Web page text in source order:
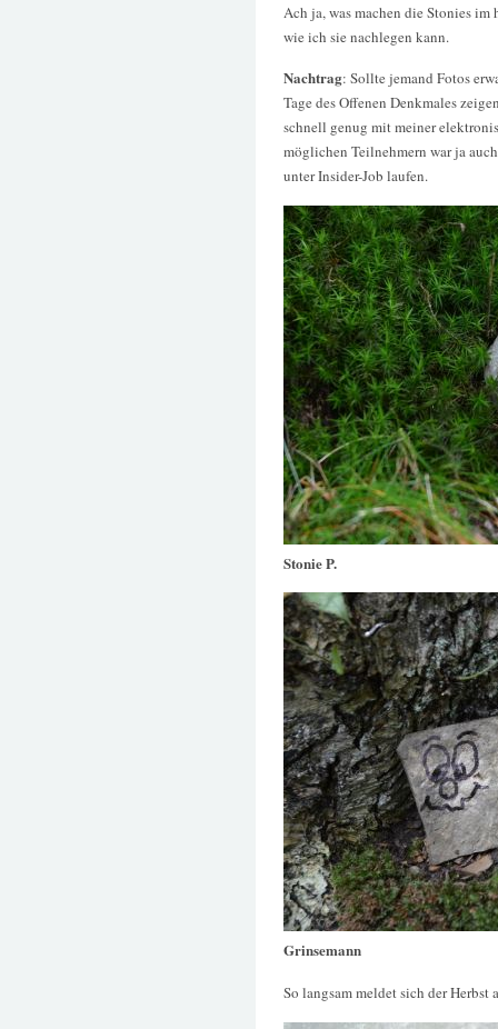
Ach ja, was machen die Stonies
wie ich sie nachlegen kann.
Nachtrag: Sollte jemand Fotos
Tage des Offenen Denkmales
schnell genug mit meiner
möglichen Teilnehmern war ja
unter Insider-Job laufen.
Stonie P.
Grinsemann
So langsam meldet sich der Herbst